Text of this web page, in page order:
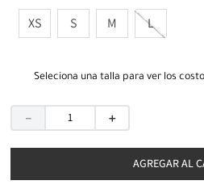
XS S M L
Seleciona una talla para ver los
＋
－
AGREGAR AL